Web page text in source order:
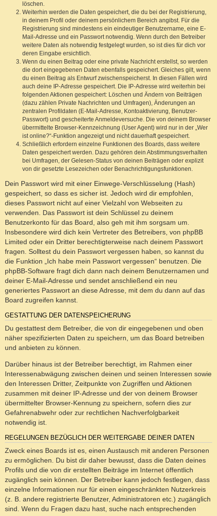
löschen.
Weiterhin werden die Daten gespeichert, die du bei der Registrierung,
in deinem Profil oder deinem persönlichem Bereich angibst. Für die
Registrierung sind mindestens ein eindeutiger Benutzername, eine E-
Mail-Adresse und ein Passwort notwendig. Wenn durch den Betreiber
weitere Daten als notwendig festgelegt wurden, so ist dies für dich vor
deren Eingabe ersichtlich.
Wenn du einen Beitrag oder eine private Nachricht erstellst, so werden
die dort eingegebenen Daten ebenfalls gespeichert. Gleiches gilt, wenn
du einen Beitrag als Entwurf zwischenspeicherst. In diesen Fällen wird
auch deine IP-Adresse gespeichert. Die IP-Adresse wird weiterhin bei
folgenden Aktionen gespeichert: Löschen und Ändern von Beiträgen
(dazu zählen Private Nachrichten und Umfragen), Änderungen an
zentralen Profildaten (E-Mail-Adresse, Kontoaktivierung, Benutzer-
Passwort) und gescheiterte Anmeldeversuche. Die von deinem Browser
übermittelte Browser-Kennzeichnung (User Agent) wird nur in der „Wer
ist online?“-Funktion angezeigt und nicht dauerhaft gespeichert.
Schließlich erfordern einzelne Funktionen des Boards, dass weitere
Daten gespeichert werden. Dazu gehören dein Abstimmungsverhalten
bei Umfragen, der Gelesen-Status von deinen Beiträgen oder explizit
von dir gesetzte Lesezeichen oder Benachrichtigungsfunktionen.
Dein Passwort wird mit einer Einwege-Verschlüsselung (Hash)
gespeichert, so dass es sicher ist. Jedoch wird dir empfohlen,
dieses Passwort nicht auf einer Vielzahl von Webseiten zu
verwenden. Das Passwort ist dein Schlüssel zu deinem
Benutzerkonto für das Board, also geh mit ihm sorgsam um.
Insbesondere wird dich kein Vertreter des Betreibers, von phpBB
Limited oder ein Dritter berechtigterweise nach deinem Passwort
fragen. Solltest du dein Passwort vergessen haben, so kannst du
die Funktion „Ich habe mein Passwort vergessen“ benutzen. Die
phpBB-Software fragt dich dann nach deinem Benutzernamen und
deiner E-Mail-Adresse und sendet anschließend ein neu
generiertes Passwort an diese Adresse, mit dem du dann auf das
Board zugreifen kannst.
GESTATTUNG DER DATENSPEICHERUNG
Du gestattest dem Betreiber, die von dir eingegebenen und oben
näher spezifizierten Daten zu speichern, um das Board betreiben
und anbieten zu können.
Darüber hinaus ist der Betreiber berechtigt, im Rahmen einer
Interessenabwägung zwischen deinen und seinen Interessen sowie
den Interessen Dritter, Zeitpunkte von Zugriffen und Aktionen
zusammen mit deiner IP-Adresse und der von deinem Browser
übermittelter Browser-Kennung zu speichern, sofern dies zur
Gefahrenabwehr oder zur rechtlichen Nachverfolgbarkeit
notwendig ist.
REGELUNGEN BEZÜGLICH DER WEITERGABE DEINER DATEN
Zweck eines Boards ist es, einen Austausch mit anderen Personen
zu ermöglichen. Du bist dir daher bewusst, dass die Daten deines
Profils und die von dir erstellten Beiträge im Internet öffentlich
zugänglich sein können. Der Betreiber kann jedoch festlegen, dass
einzelne Informationen nur für einen eingeschränkten Nutzerkreis
(z. B. andere registrierte Benutzer, Administratoren etc.) zugänglich
sind. Wenn du Fragen dazu hast, suche nach entsprechenden